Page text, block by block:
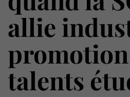
allie
talents